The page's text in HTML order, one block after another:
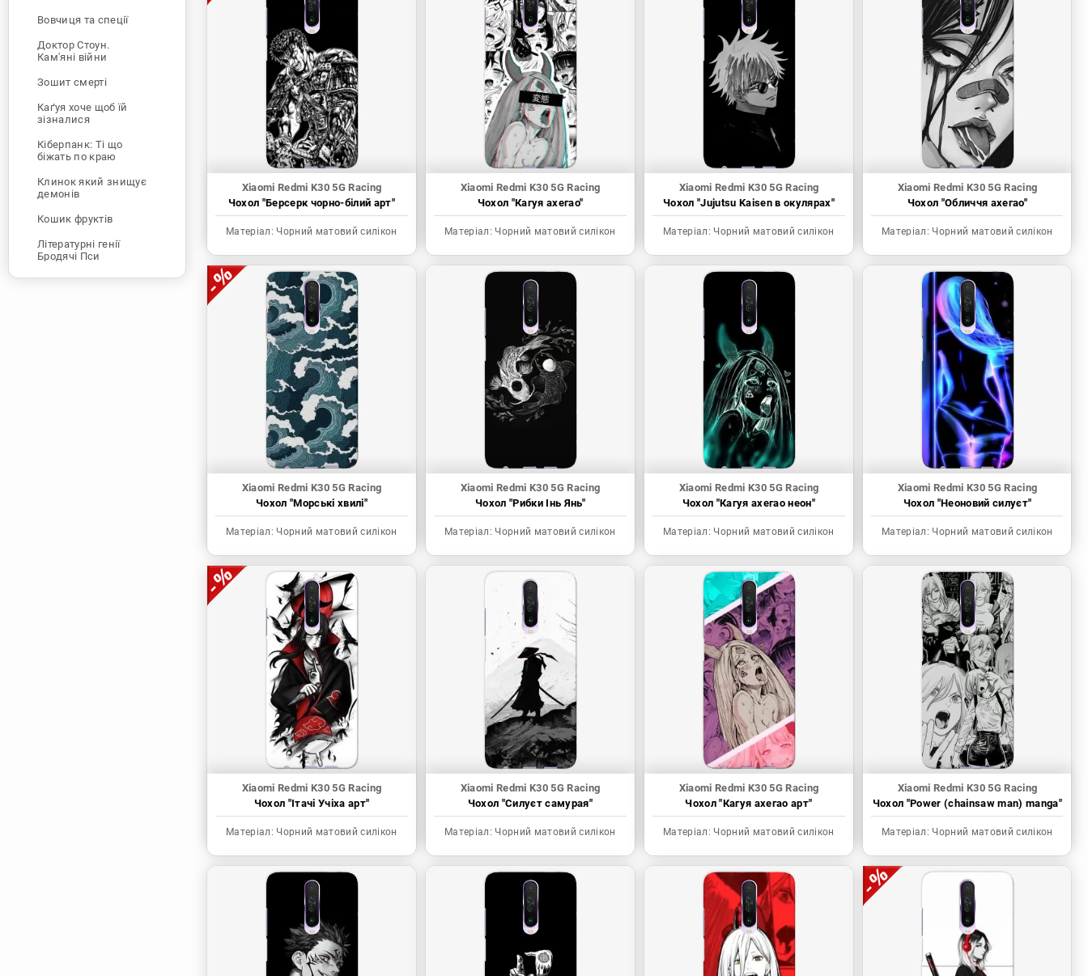
Xiaomi Redmi K30 5G Racing
Чохол "Берсерк чорно-білий арт"
Матеріал: Чорний матовий силікон
Xiaomi Redmi K30 5G Racing
Чохол "Кагуя ахегао"
Матеріал: Чорний матовий силікон
Xiaomi Redmi K30 5G Racing
Чохол "Jujutsu Kaisen в окулярах"
Матеріал: Чорний матовий силікон
Xiaomi Redmi K30 5G Racing
Чохол "Обличчя ахегао"
Матеріал: Чорний матовий силікон
Xiaomi Redmi K30 5G Racing
Чохол "Морські хвилі"
Матеріал: Чорний матовий силікон
Xiaomi Redmi K30 5G Racing
Чохол "Рибки Інь Янь"
Матеріал: Чорний матовий силікон
Xiaomi Redmi K30 5G Racing
Чохол "Кагуя ахегао неон"
Матеріал: Чорний матовий силікон
Xiaomi Redmi K30 5G Racing
Чохол "Неоновий силуєт"
Матеріал: Чорний матовий силікон
Xiaomi Redmi K30 5G Racing
Чохол "Ітачі Учіха арт"
Матеріал: Чорний матовий силікон
Xiaomi Redmi K30 5G Racing
Чохол "Силуєт самурая"
Матеріал: Чорний матовий силікон
Xiaomi Redmi K30 5G Racing
Чохол "Кагуя ахегао арт"
Матеріал: Чорний матовий силікон
Xiaomi Redmi K30 5G Racing
Чохол "Power (chainsaw man) manga"
Матеріал: Чорний матовий силікон
Вовчиця та спеції
Доктор Стоун.
Кам'яні війни
Зошит смерті
Каґуя хоче щоб їй
зізналися
Кіберпанк: Ті що
біжать по краю
Клинок який знищує
демонів
Кошик фруктів
Літературні генії
Бродячі Пси
Людина-бензопила